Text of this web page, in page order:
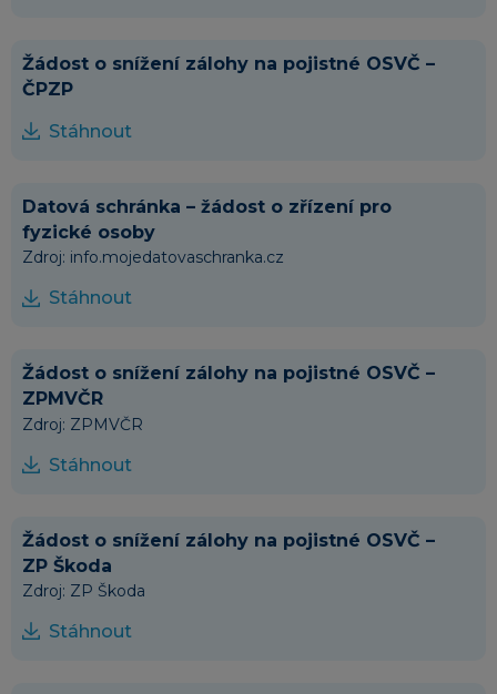
Žádost o snížení zálohy na pojistné OSVČ –
ČPZP
Stáhnout
Datová schránka – žádost o zřízení pro
fyzické osoby
Zdroj: info.mojedatovaschranka.cz
Stáhnout
Žádost o snížení zálohy na pojistné OSVČ –
ZPMVČR
Zdroj: ZPMVČR
Stáhnout
Žádost o snížení zálohy na pojistné OSVČ –
ZP Škoda
Zdroj: ZP Škoda
Stáhnout